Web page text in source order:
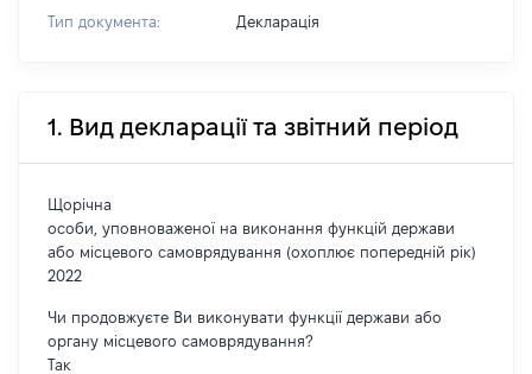
Тип документа: Декларація
1. Вид декларації та звітний період
Щорічна
особи, уповноваженої на виконання функцій держави
або місцевого самоврядування (охоплює попередній рік)
2022
Чи продовжуєте Ви виконувати функції держави або
органу місцевого самоврядування?
Так